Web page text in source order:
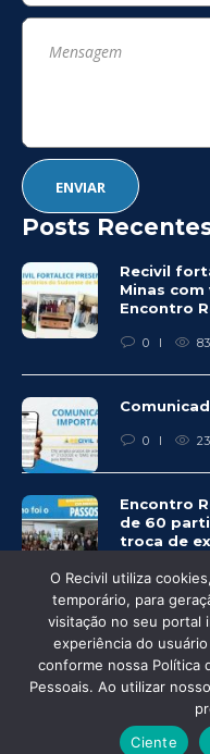
Posts
Recivil
Minas
Encontro
0 83
0
Encontro
de 60
troca de
0
© Recivil 2020 –
Desenvolvido por:
O Recivil utiliza
temporário, para
visitação no seu portal
experiência do
conforme nossa Política
Pessoais. Ao utilizar
Ciente